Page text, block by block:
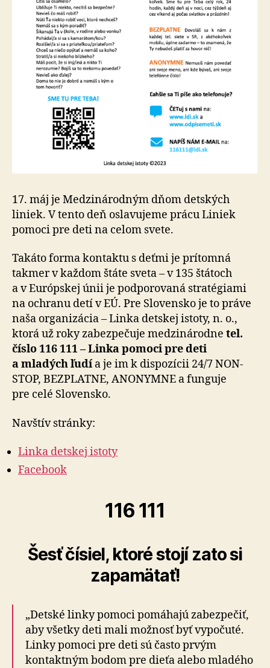
17. máj je Medzinárodným dňom detských
liniek. V tento deň oslavujeme prácu Liniek
pomoci pre deti na celom svete.
Takáto forma kontaktu s deťmi je prítomná
takmer v každom štáte sveta – v 135 štátoch
a v Európskej únii je pod­po­ro­va­ná stra­té­giami
na ochranu detí v EÚ. Pre Slo­vensko je to práve
naša organizácia – Linka detskej istoty, n. o.,
ktorá už roky zabezpečuje medzi­ná­rod­ne tel.
číslo 116 111 – Linka pomoci pre deti
a mladých ľudía je im k dispozícii 24/7 NON-
STOP, BEZPLATNE, ANONYMNE a funguje
pre celé Slo­vensko.
Navštív stránky:
Linka detskej istoty
Facebook
116 111
Šesť čísiel, ktoré stojí zato si
zapamätať!
„Detské linky pomoci pomáhajú zabezpečiť,
aby všetky deti mali možnosť byť vypočuté.
Linky pomoci pre deti sú často prvým
kontaktným bodom pre dieťa alebo mladého